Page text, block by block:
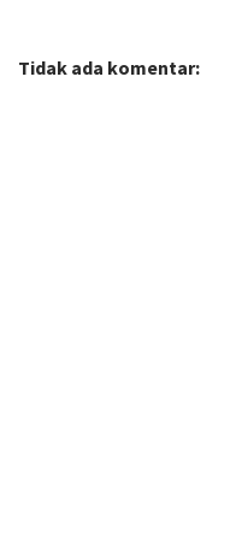
Tidak ada komentar: